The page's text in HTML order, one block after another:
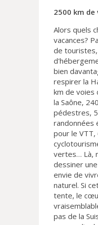
2500 km de
Alors quels
vacances?
de
bien
respirer la
km de voies
la Saône,
pédestres,
randonnées
pour le VTT,
vertes… Là,
dessiner
envie de
naturel. Si
tente, le
pas de la